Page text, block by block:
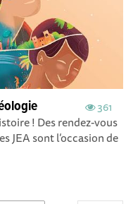
361
! Des rendez-vous
JEA sont l’occasion de